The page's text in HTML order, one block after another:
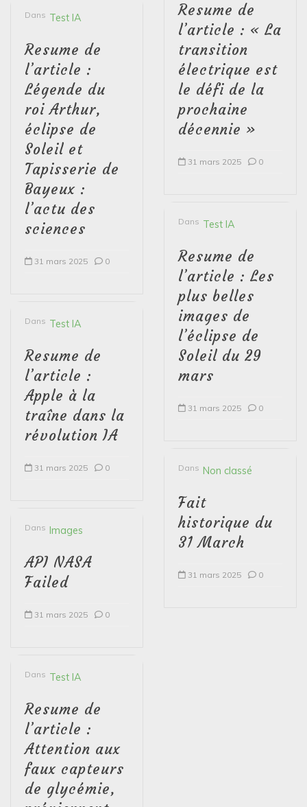
Dans Test IA
Resume de
l’article :
Légende du
roi Arthur,
éclipse de
Soleil et
Tapisserie de
Bayeux :
l’actu des
sciences
31 mars 2025 0
Dans Test IA
Resume de
l’article :
Apple à la
traîne dans la
révolution IA
31 mars 2025 0
Dans Images
API NASA
Failed
31 mars 2025 0
Dans Test IA
Resume de
l’article :
Attention aux
faux capteurs
de glycémie,
Resume de
l’article : « La
transition
électrique est
le défi de la
prochaine
décennie »
31 mars 2025 0
Dans Test IA
Resume de
l’article : Les
plus belles
images de
l’éclipse de
Soleil du 29
mars
31 mars 2025 0
Dans Non classé
Fait
historique du
31 March
31 mars 2025 0